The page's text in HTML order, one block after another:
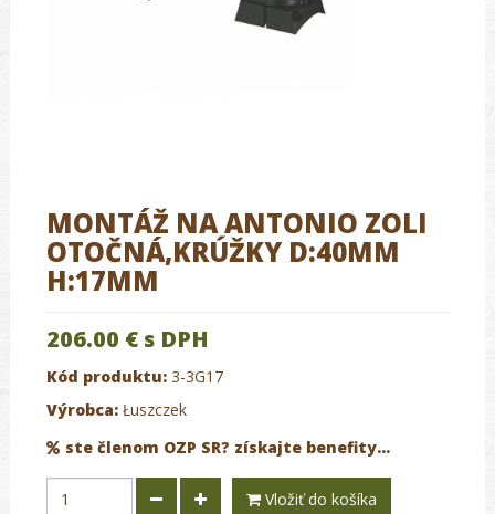
MONTÁŽ NA ANTONIO ZOLI
OTOČNÁ,KRÚŽKY D:40MM
H:17MM
206.00 € s DPH
Kód produktu: 3-3G17
Výrobca: Łuszczek
ste členom OZP SR? získajte benefity...
Vložiť do košíka